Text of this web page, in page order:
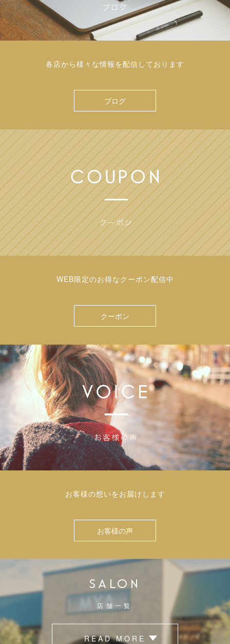
各店から様々な情報を配信しております
ブログ
WEB限定のお得なクーポン配信中
クーポン
お客様の想いをお届けします
お客様の声
SALON
店舗一覧
READ MORE